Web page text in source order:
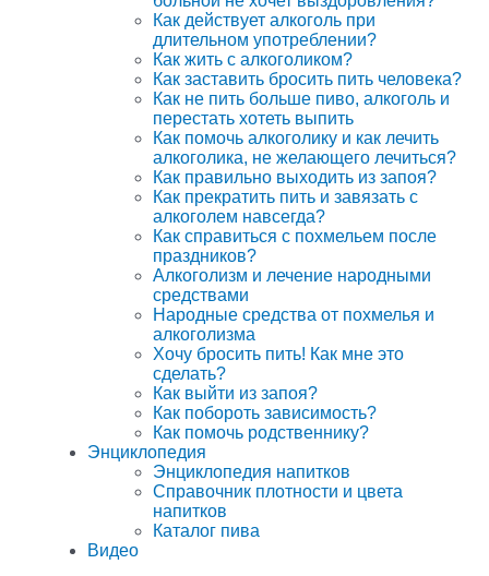
Как действует алкоголь при
длительном употреблении?
Как жить с алкоголиком?
Как заставить бросить пить человека?
Как не пить больше пиво, алкоголь и
перестать хотеть выпить
Как помочь алкоголику и как лечить
алкоголика, не желающего лечиться?
Как правильно выходить из запоя?
Как прекратить пить и завязать с
алкоголем навсегда?
Как справиться с похмельем после
праздников?
Алкоголизм и лечение народными
средствами
Народные средства от похмелья и
алкоголизма
Хочу бросить пить! Как мне это
сделать?
Как выйти из запоя?
Как побороть зависимость?
Как помочь родственнику?
Энциклопедия
Энциклопедия напитков
Справочник плотности и цвета
напитков
Каталог пива
Видео